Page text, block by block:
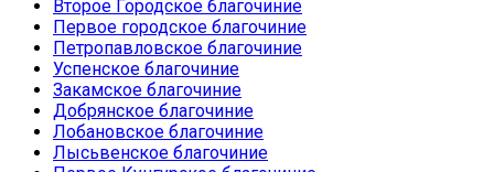
Второе Городское благочиние
Первое городское благочиние
Петропавловское благочиние
Успенское благочиние
Закамское благочиние
Добрянское благочиние
Лобановское благочиние
Лысьвенское благочиние